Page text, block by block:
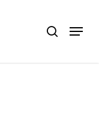
search
Menu
Close